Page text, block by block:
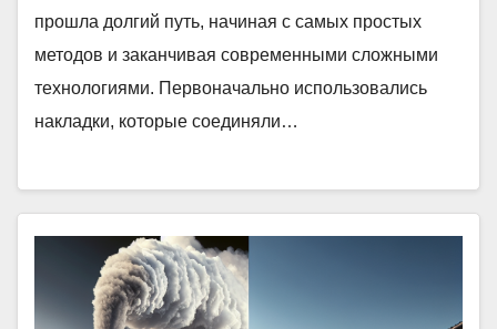
прошла долгий путь, начиная с самых простых
методов и заканчивая современными сложными
технологиями. Первоначально использовались
накладки, которые соединяли…